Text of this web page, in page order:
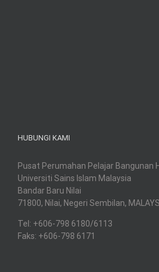
HUBUNGI KAMI
Pusat Perumahan Pelajar Bangunan
Universiti Sains Islam Malaysia
Bandar Baru Nilai
71800, Nilai, Negeri Sembilan,
Tel: +606-798 6180/6113
Faks: +606-798 6171